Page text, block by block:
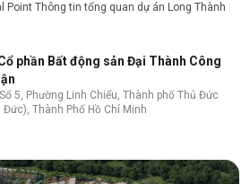
Point Thông tin tổng quan dự án Long Thành
phần Bất động sản Đại Thành Công
5, Phường Linh Chiểu, Thành phố Thủ Đức
Đức), Thành Phố Hồ Chí Minh